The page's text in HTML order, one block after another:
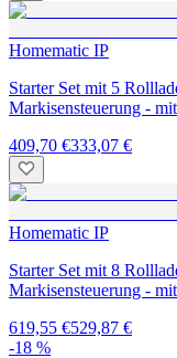
Homematic IP
Starter Set mit 5
Markisensteuerung -
409,70 €333,07 €
Homematic IP
Starter Set mit 8
Markisensteuerung -
619,55 €529,87 €
-18 %